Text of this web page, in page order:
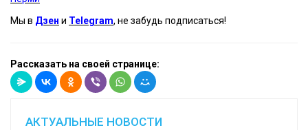
Мы в Дзен и Telegram, не забудь подписаться!
Рассказать на своей странице:
АКТУАЛЬНЫЕ НОВОСТИ